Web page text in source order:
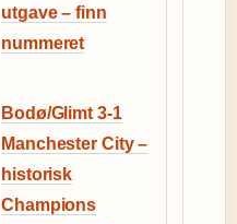
utgave – finn
nummeret
Bodø/Glimt 3-1
Manchester City –
historisk
Champions